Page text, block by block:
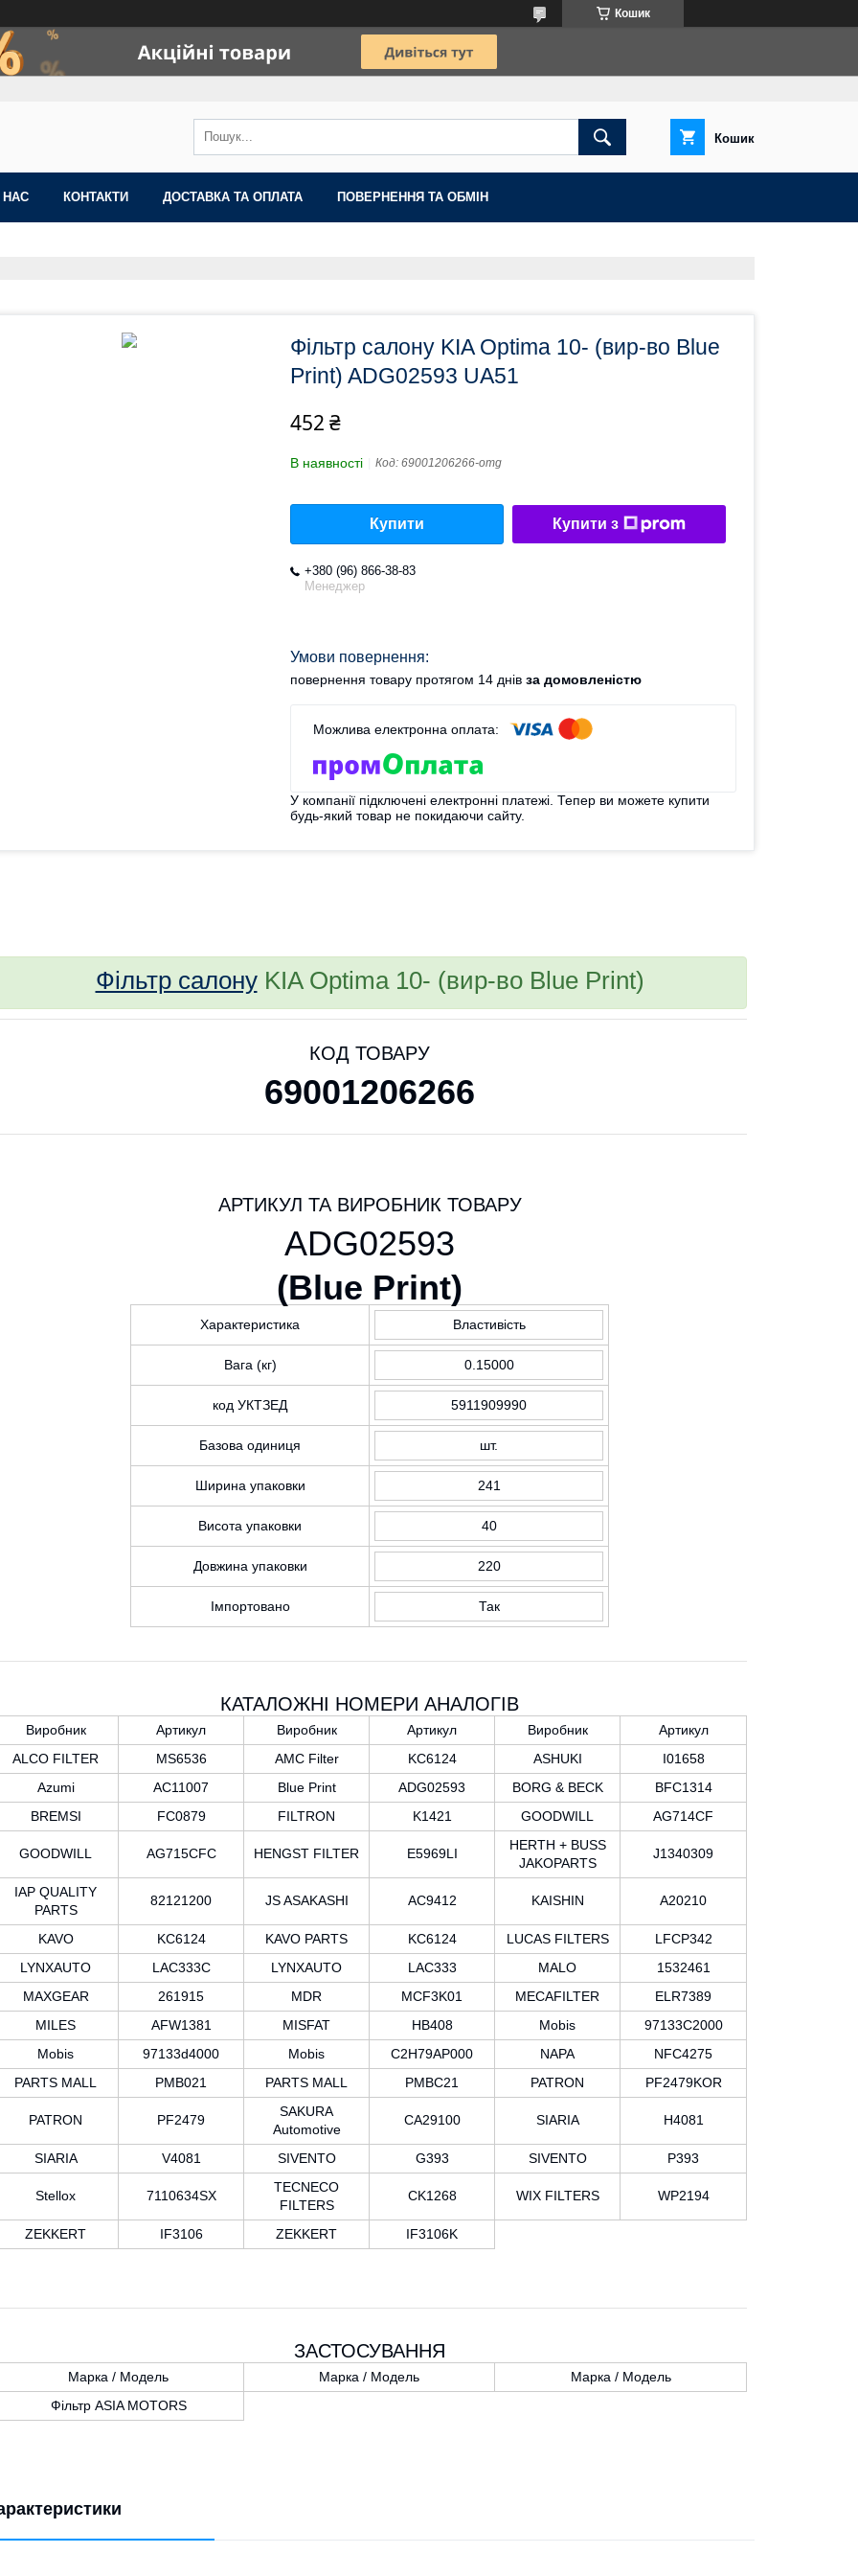
Кошик
Кошик
НАС КОНТАКТИ ДОСТАВКА ТА ОПЛАТА ПОВЕРНЕННЯ ТА ОБМІН
Фільтр салону KIA Optima 10- (вир-во Blue
Print) ADG02593 UA51
452 ₴
В наявності Код: 69001206266-omg
Купити Купити з
+380 (96) 866-38-83
Менеджер
повернення товару протягом 14 днів за домовленістю
У компанії підключені електронні платежі. Тепер ви можете купити
будь-який товар не покидаючи сайту.
Фільтр салонуKIA Optima 10- (вир-во Blue Print)
КОД ТОВАРУ
69001206266
АРТИКУЛ ТА ВИРОБНИК ТОВАРУ
ADG02593
(Blue Print)
Характеристика Властивість
Вага (кг) 0.15000
код УКТЗЕД 5911909990
Базова одиниця шт.
Ширина упаковки 241
Висота упаковки 40
Довжина упаковки 220
Імпортовано Так
КАТАЛОЖНІ НОМЕРИ АНАЛОГІВ
Виробник Артикул Виробник Артикул Виробник
Артикул
ALCO FILTER
MS6536 AMC Filter KC6124 ASHUKI
I01658
Azumi
AC11007 Blue Print ADG02593 BORG & BECK
BFC1314
BREMSI
FC0879 FILTRON K1421 GOODWILL AG714CF
GOODWILL AG715CFC HENGST FILTER E5969LI
HERTH + BUSS
JAKOPARTS
J1340309
IAP QUALITY
PARTS
82121200 JS ASAKASHI AC9412 KAISHIN A20210
KAVO KC6124 KAVO PARTS KC6124 LUCAS FILTERS
LFCP342
LYNXAUTO
LAC333C LYNXAUTO LAC333 MALO
1532461
MAXGEAR
261915 MDR MCF3K01 MECAFILTER
ELR7389
MILES
AFW1381 MISFAT HB408 Mobis
97133C2000
Mobis
97133d4000 Mobis C2H79AP000 NAPA
NFC4275
PARTS MALL
PMB021 PARTS MALL PMBC21 PATRON PF2479KOR
PATRON PF2479
SAKURA
Automotive
CA29100 SIARIA H4081
SIARIA V4081 SIVENTO G393 SIVENTO P393
Stellox 7110634SX
TECNECO
FILTERS
CK1268 WIX FILTERS WP2194
ZEKKERT IF3106 ZEKKERT IF3106K
ЗАСТОСУВАННЯ
Марка / Модель Марка / Модель
Марка / Модель
Фільтр ASIA MOTORS